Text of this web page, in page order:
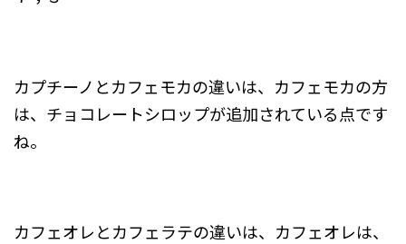
カプチーノとカフェモカの違いは、カフェモカの方
は、チョコレートシロップが追加されている点です
ね。
カフェオレとカフェラテの違いは、カフェオレは、